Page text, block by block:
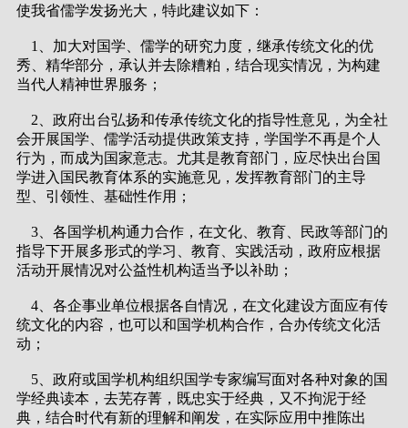
使我省儒学发扬光大，特此建议如下：
1、加大对国学、儒学的研究力度，继承传统文化的优
秀、精华部分，承认并去除糟粕，结合现实情况，为构建
当代人精神世界服务；
2、政府出台弘扬和传承传统文化的指导性意见，为全社
会开展国学、儒学活动提供政策支持，学国学不再是个人
行为，而成为国家意志。尤其是教育部门，应尽快出台国
学进入国民教育体系的实施意见，发挥教育部门的主导
型、引领性、基础性作用；
3、各国学机构通力合作，在文化、教育、民政等部门的
指导下开展多形式的学习、教育、实践活动，政府应根据
活动开展情况对公益性机构适当予以补助；
4、各企事业单位根据各自情况，在文化建设方面应有传
统文化的内容，也可以和国学机构合作，合办传统文化活
动；
5、政府或国学机构组织国学专家编写面对各种对象的国
学经典读本，去芜存菁，既忠实于经典，又不拘泥于经
典，结合时代有新的理解和阐发，在实际应用中推陈出